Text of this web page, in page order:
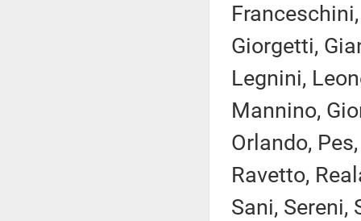
Giorgetti,
Legnini,
Mannino,
Orlando,
Ravetto,
Sani, Sereni,